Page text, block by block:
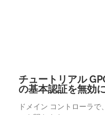
チュートリアル
の基本認証を無効
ドメイン コントローラ